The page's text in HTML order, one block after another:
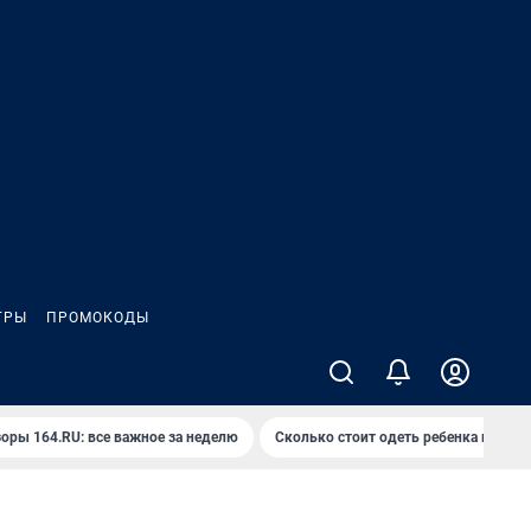
ПРОМОКОДЫ
164.RU: все важное за неделю Сколько стоит одеть ребенка на